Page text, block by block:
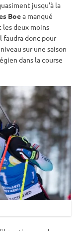
jusqu’à la
Boea manqué
deux moins
faudra donc pour
sur une saison
dans la course